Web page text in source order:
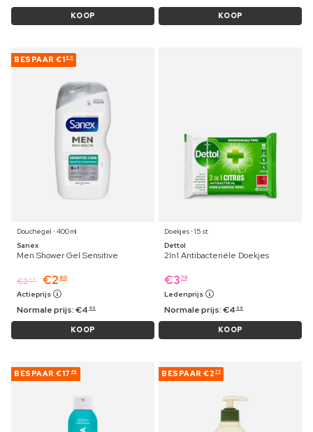
KOOP KOOP
BESPAAR €1 69
Douchegel ⋅ 400 ml
Sanex
Men Shower Gel Sensitive
€2 99 €2 80
Actieprijs
Normale prijs:€4 49
KOOP
Doekjes ⋅ 15 st
Dettol
2In1 Antibacteriële Doekjes
€3 79
Ledenprijs
Normale prijs:€4 99
KOOP
BESPAAR €17 46 BESPAAR €2 75